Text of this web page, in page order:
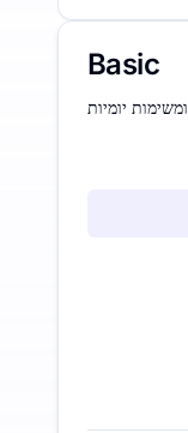
Basic